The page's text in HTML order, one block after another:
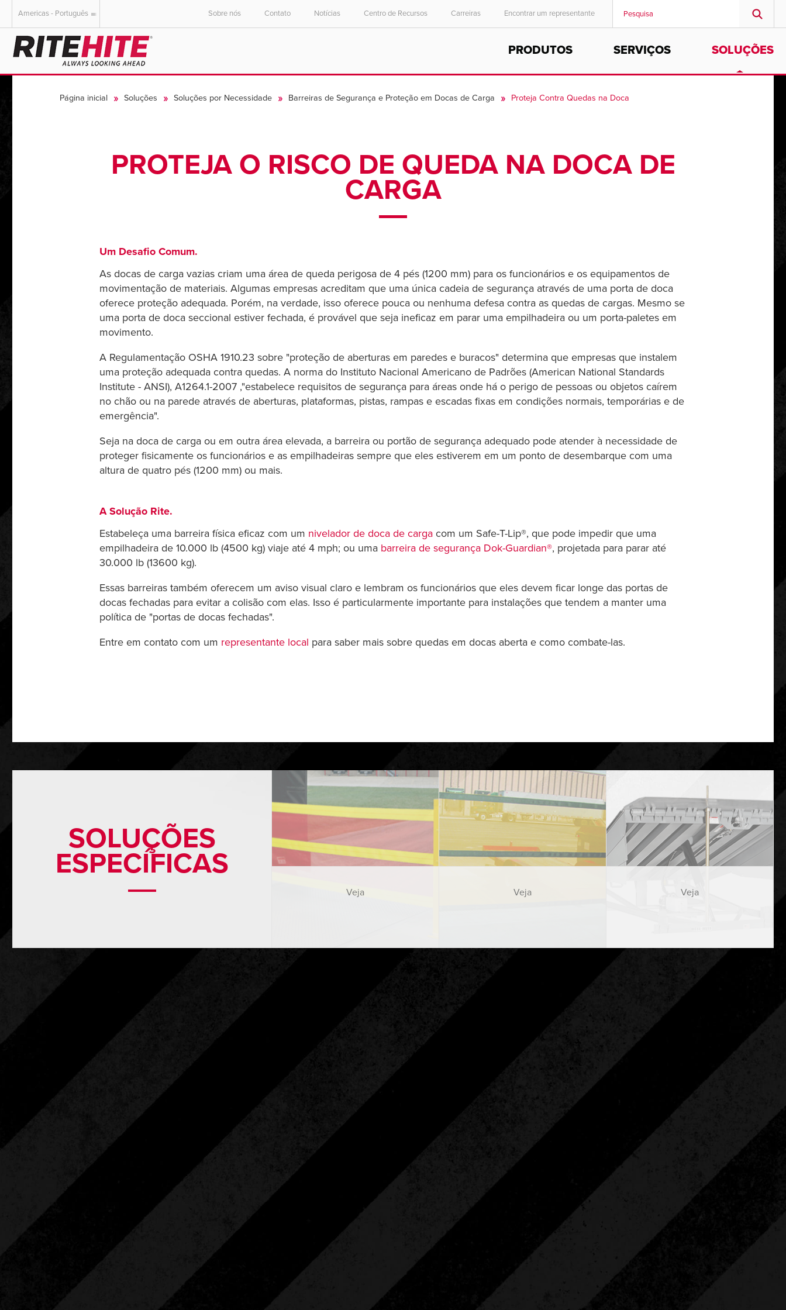
AMERICAS
English
English
Deutsch
Dutch
English
中文
MIDDLE EAST/AFRICA
English
Americas - Português Sobre nós Contato Notícias Centro de Recursos Carreiras Encontrar um representante
PRODUTOS SERVIÇOS SOLUÇÕES
Página inicial Soluções Soluções por Necessidade Barreiras de Segurança e Proteção em Docas de Carga Proteja Contra Quedas na Doca
PROTEJA O RISCO DE QUEDA NA DOCA DE
CARGA
Um Desafio Comum.
As docas de carga vazias criam uma área de queda perigosa de 4 pés (1200 mm) para os funcionários e os equipamentos de
movimentação de materiais. Algumas empresas acreditam que uma única cadeia de segurança através de uma porta de doca
oferece proteção adequada. Porém, na verdade, isso oferece pouca ou nenhuma defesa contra as quedas de cargas. Mesmo se
uma porta de doca seccional estiver fechada, é provável que seja ineficaz em parar uma empilhadeira ou um porta-paletes em
movimento.
A Regulamentação OSHA 1910.23 sobre "proteção de aberturas em paredes e buracos" determina que empresas que instalem
uma proteção adequada contra quedas. A norma do Instituto Nacional Americano de Padrões (American National Standards
Institute - ANSI), A1264.1-2007 ,"estabelece requisitos de segurança para áreas onde há o perigo de pessoas ou objetos caírem
no chão ou na parede através de aberturas, plataformas, pistas, rampas e escadas fixas em condições normais, temporárias e de
emergência".
Seja na doca de carga ou em outra área elevada, a barreira ou portão de segurança adequado pode atender à necessidade de
proteger fisicamente os funcionários e as empilhadeiras sempre que eles estiverem em um ponto de desembarque com uma
altura de quatro pés (1200 mm) ou mais.
A Solução Rite.
Estabeleça uma barreira física eficaz com um nivelador de doca de carga com um Safe-T-Lip®, que pode impedir que uma
empilhadeira de 10.000 lb (4500 kg) viaje até 4 mph; ou uma barreira de segurança Dok-Guardian®, projetada para parar até
30.000 lb (13600 kg).
Essas barreiras também oferecem um aviso visual claro e lembram os funcionários que eles devem ficar longe das portas de
docas fechadas para evitar a colisão com elas. Isso é particularmente importante para instalações que tendem a manter uma
política de "portas de docas fechadas".
Entre em contato com um representante local para saber mais sobre quedas em docas aberta e como combate-las.
SOLUÇÕES
ESPECÍFICAS
Veja Veja Veja